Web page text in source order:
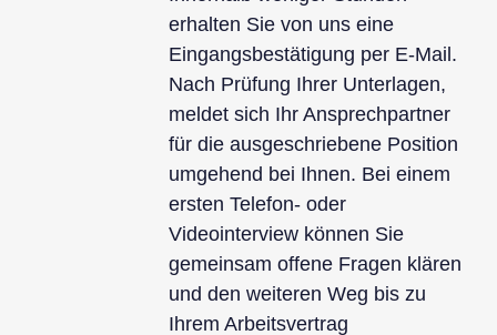
erhalten Sie von uns eine
Eingangsbestätigung per E-Mail.
Nach Prüfung Ihrer Unterlagen,
meldet sich Ihr Ansprechpartner
für die ausgeschriebene Position
umgehend bei Ihnen. Bei einem
ersten Telefon- oder
Videointerview können Sie
gemeinsam offene Fragen klären
und den weiteren Weg bis zu
Ihrem Arbeitsvertrag